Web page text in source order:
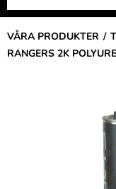
VÅRA PRODUKTER
RANGERS 2K